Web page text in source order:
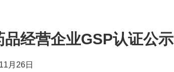
经营企业GSP认证公示
月26日